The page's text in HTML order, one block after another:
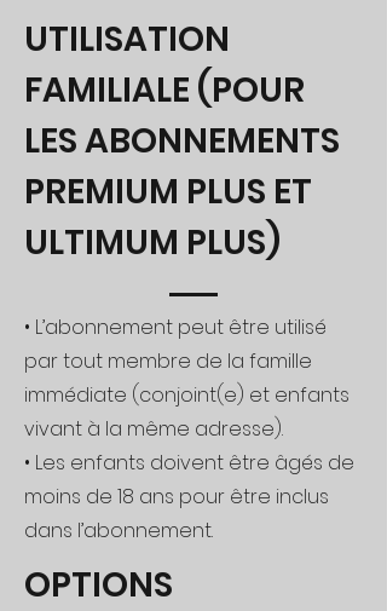
UTILISATION
FAMILIALE (POUR
LES ABONNEMENTS
PREMIUM PLUS ET
ULTIMUM PLUS)
• L’abonnement peut être utilisé
par tout membre de la famille
immédiate (conjoint(e) et enfants
vivant à la même adresse).
• Les enfants doivent être âgés de
moins de 18 ans pour être inclus
dans l’abonnement.
OPTIONS